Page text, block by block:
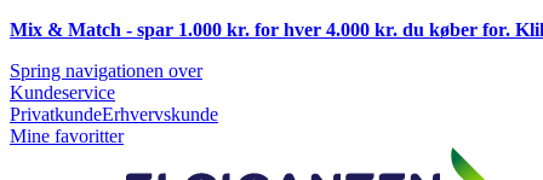
Mix & Match - spar 1.000 kr. for hver 4.000 kr. du køber for.
Spring navigationen over
Kundeservice
PrivatkundeErhvervskunde
Mine favoritter